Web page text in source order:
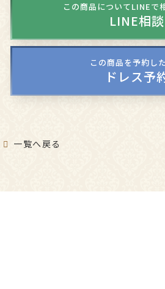
この商品についてLINEで
LINE相談
この商品を予約し
ドレス予
一覧へ戻る